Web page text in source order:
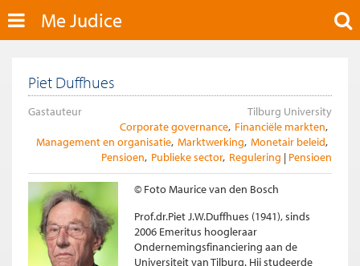
Me Judice
Piet Duffhues
Gastauteur
Tilburg University
Corporate governance Financiële markten
Management en organisatie Marktwerking Monetair beleid
Pensioen Publieke sector Regulering Pensioen
© Foto Maurice van den Bosch
Prof.dr.Piet J.W.Duffhues (1941), sinds
2006 Emeritus hoogleraar
Ondernemingsfinanciering aan de
Universiteit van Tilburg. Hij studeerde